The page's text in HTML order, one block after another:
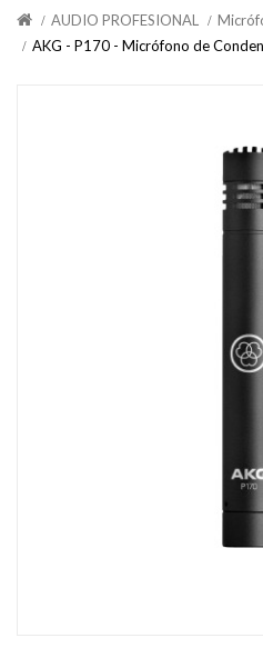
AUDIO PROFESIONAL
AKG - P170 - Micrófono de